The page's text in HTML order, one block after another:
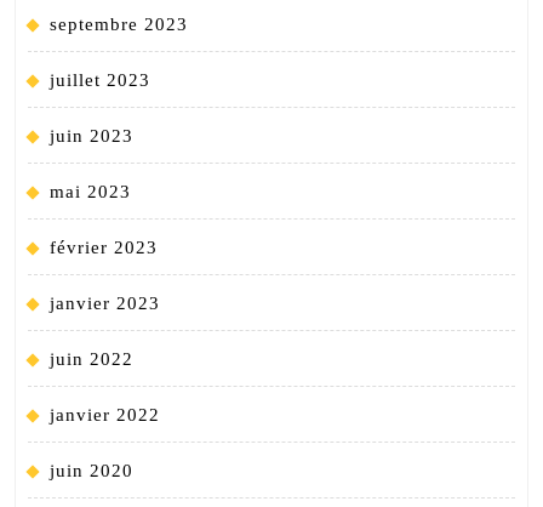
septembre 2023
juillet 2023
juin 2023
mai 2023
février 2023
janvier 2023
juin 2022
janvier 2022
juin 2020